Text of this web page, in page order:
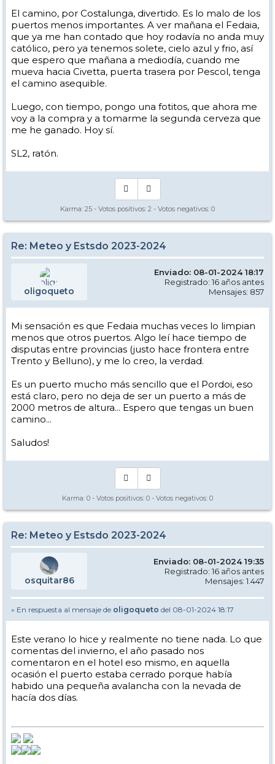
El camino, por Costalunga, divertido. Es lo malo de los
puertos menos importantes. A ver mañana el Fedaia,
que ya me han contado que hoy rodavía no anda muy
católico, pero ya tenemos solete, cielo azul y frio, así
que espero que mañana a mediodía, cuando me
mueva hacia Civetta, puerta trasera por Pescol, tenga
el camino asequible.
Luego, con tiempo, pongo una fotitos, que ahora me
voy a la compra y a tomarme la segunda cerveza que
me he ganado. Hoy sí.
SL2, ratón.
Karma: 25 - Votos positivos: 2 - Votos negativos: 0
Re: Meteo y Estsdo 2023-2024
oligoqueto
Enviado: 08-01-2024 18:17
Registrado: 16 años antes
Mensajes: 857
Mi sensación es que Fedaia muchas veces lo limpian
menos que otros puertos. Algo leí hace tiempo de
disputas entre provincias (justo hace frontera entre
Trento y Belluno), y me lo creo, la verdad.
Es un puerto mucho más sencillo que el Pordoi, eso
está claro, pero no deja de ser un puerto a más de
2000 metros de altura... Espero que tengas un buen
camino...
Saludos!
Karma: 0 - Votos positivos: 0 - Votos negativos: 0
Re: Meteo y Estsdo 2023-2024
osquitar86
Enviado: 08-01-2024 19:35
Registrado: 16 años antes
Mensajes: 1.447
» En respuesta al mensaje de oligoqueto del 08-01-2024 18:17
Este verano lo hice y realmente no tiene nada. Lo que
comentas del invierno, el año pasado nos
comentaron en el hotel eso mismo, en aquella
ocasión el puerto estaba cerrado porque había
habido una pequeña avalancha con la nevada de
hacía dos días.